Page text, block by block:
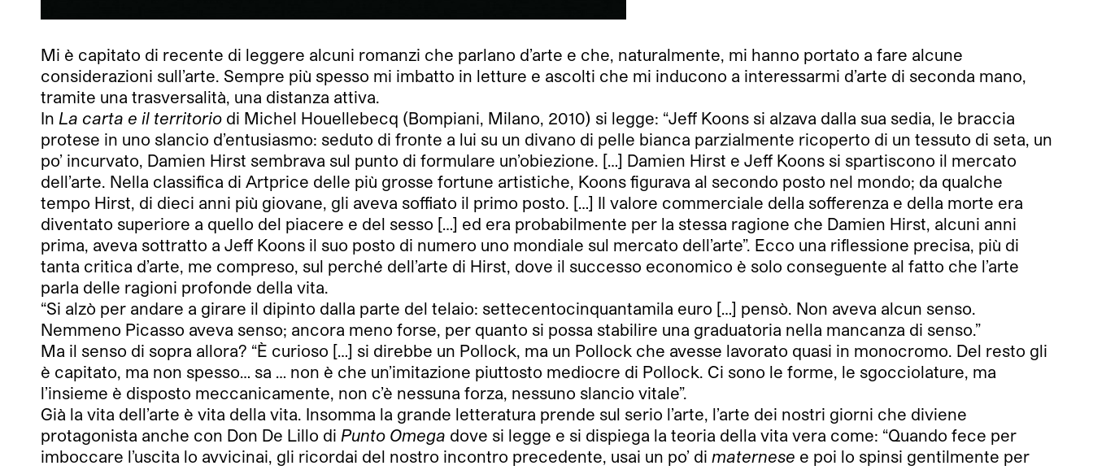
Mi è capitato di recente di leggere alcuni romanzi che parlano d’arte e che, naturalmente, mi hanno portato a fare alcune
considerazioni sull’arte. Sempre più spesso mi imbatto in letture e ascolti che mi inducono a interessarmi d’arte di seconda mano,
tramite una trasversalità, una distanza attiva.
In La carta e il territorio di Michel Houellebecq (Bompiani, Milano, 2010) si legge: “Jeff Koons si alzava dalla sua sedia, le braccia
protese in uno slancio d’entusiasmo: seduto di fronte a lui su un divano di pelle bianca parzialmente ricoperto di un tessuto di seta, un
po’ incurvato, Damien Hirst sembrava sul punto di formulare un’obiezione. […] Damien Hirst e Jeff Koons si spartiscono il mercato
dell’arte. Nella classifica di Artprice delle più grosse fortune artistiche, Koons figurava al secondo posto nel mondo; da qualche
tempo Hirst, di dieci anni più giovane, gli aveva soffiato il primo posto. […] Il valore commerciale della sofferenza e della morte era
diventato superiore a quello del piacere e del sesso […] ed era probabilmente per la stessa ragione che Damien Hirst, alcuni anni
prima, aveva sottratto a Jeff Koons il suo posto di numero uno mondiale sul mercato dell’arte”. Ecco una riflessione precisa, più di
tanta critica d’arte, me compreso, sul perché dell’arte di Hirst, dove il successo economico è solo conseguente al fatto che l’arte
parla delle ragioni profonde della vita.
“Si alzò per andare a girare il dipinto dalla parte del telaio: settecentocinquantamila euro […] pensò. Non aveva alcun senso.
Nemmeno Picasso aveva senso; ancora meno forse, per quanto si possa stabilire una graduatoria nella mancanza di senso.”
Ma il senso di sopra allora? “È curioso […] si direbbe un Pollock, ma un Pollock che avesse lavorato quasi in monocromo. Del resto gli
è capitato, ma non spesso… sa … non è che un’imitazione piuttosto mediocre di Pollock. Ci sono le forme, le sgocciolature, ma
l’insieme è disposto meccanicamente, non c’è nessuna forza, nessuno slancio vitale”.
Già la vita dell’arte è vita della vita. Insomma la grande letteratura prende sul serio l’arte, l’arte dei nostri giorni che diviene
protagonista anche con Don De Lillo di Punto Omega dove si legge e si dispiega la teoria della vita vera come: “Quando fece per
imboccare l’uscita lo avvicinai, gli ricordai del nostro incontro precedente, usai un po’ di maternese e poi lo spinsi gentilmente per